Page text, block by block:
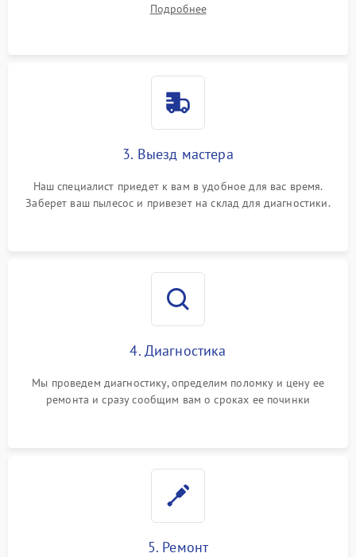
Подробнее
3. Выезд мастера
Наш специалист приедет к вам в удобное для вас время.
Заберет ваш пылесос и привезет на склад для диагностики.
4. Диагностика
Мы проведем диагностику, определим поломку и цену ее
ремонта и сразу сообщим вам о сроках ее починки
5. Ремонт